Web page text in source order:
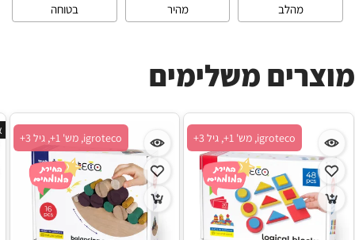
מהלב
מהיר
בטוחה
מוצרים משלימים
igroteco, מש' 1+, גיל 3+ igroteco, מש' 1+, גיל 3+